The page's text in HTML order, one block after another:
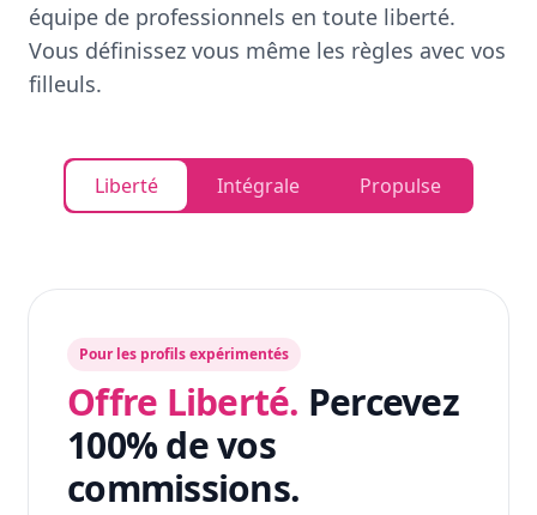
équipe de professionnels en toute liberté.
Vous définissez vous même les règles avec vos
filleuls.
Liberté Intégrale Propulse
Pour les profils expérimentés
Offre Liberté. Percevez
100% de vos
commissions.